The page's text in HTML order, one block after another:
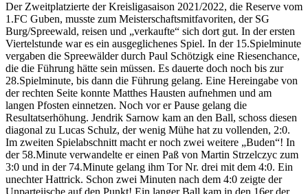
Der Zweitplatzierte der Kreisligasaison 2021/2022, die Reserve vom
1.FC Guben, musste zum Meisterschaftsmitfavoriten, der SG
Burg/Spreewald, reisen und „verkaufte“ sich dort gut. In der ersten
Viertelstunde war es ein ausgeglichenes Spiel. In der 15.Spielminute
vergaben die Spreewälder durch Paul Schötzigk eine Riesenchance,
die die Führung hätte sein müssen. Es dauerte doch noch bis zur
28.Spielminute, bis dann die Führung gelang. Eine Hereingabe von
der rechten Seite konnte Matthes Hausten aufnehmen und am
langen Pfosten einnetzen. Noch vor er Pause gelang die
Resultatserhöhung. Jendrik Sarnow kam an den Ball, schoss diesen
diagonal zu Lucas Schulz, der wenig Mühe hat zu vollenden, 2:0.
Im zweiten Spielabschnitt macht er noch zwei weitere „Buden“! In
der 58.Minute verwandelte er einen Paß von Martin Strzelczyc zum
3:0 und in der 74.Minute gelang ihm Tor Nr. drei mit dem 4:0. Ein
unechter Hattrick. Schon zwei Minuten nach dem 4:0 zeigte der